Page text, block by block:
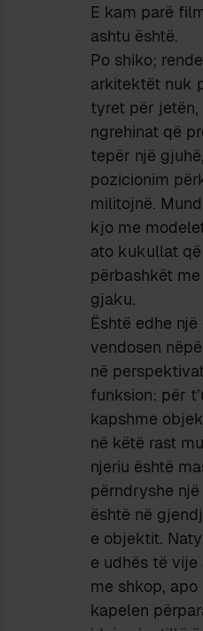
E kam parë
ashtu është.
Po shiko;
arkitektët nuk
tyret për
ngrehinat që
tepër një
pozicionim
militojnë.
kjo me
ato kukullat
përbashkët
gjaku.
Është edhe
vendosen
në
funksion: për
kapshme
në këtë rast
njeriu është
përndryshe
është në
e objektit.
e udhës të
me shkop,
kapelen